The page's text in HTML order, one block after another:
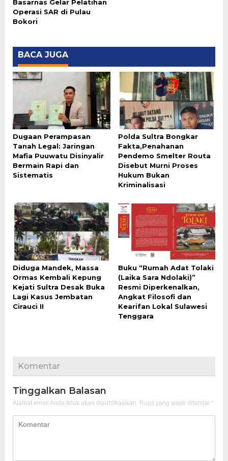
Basarnas Gelar Pelatihan
Operasi SAR di Pulau
Bokori
BACA JUGA
Dugaan Perampasan
Tanah Legal: Jaringan
Mafia Puuwatu Disinyalir
Bermain Rapi dan
Sistematis
Polda Sultra Bongkar
Fakta,Penahanan
Pendemo Smelter Routa
Disebut Murni Proses
Hukum Bukan
Kriminalisasi
Diduga Mandek, Massa
Ormas Kembali Kepung
Kejati Sultra Desak Buka
Lagi Kasus Jembatan
Cirauci II
Buku “Rumah Adat Tolaki
(Laika Sara Ndolaki)”
Resmi Diperkenalkan,
Angkat Filosofi dan
Kearifan Lokal Sulawesi
Tenggara
Komentar
Tinggalkan Balasan
Alamat email Anda tidak akan dipublikasikan. Ruas yang wajib ditandai *